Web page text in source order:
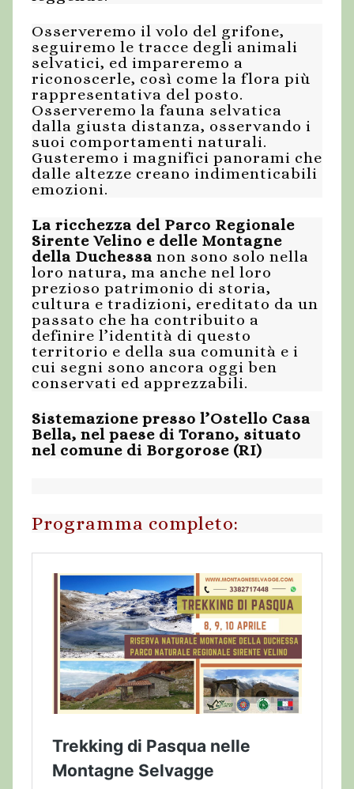
Osserveremo il volo del grifone,
seguiremo le tracce degli animali
selvatici, ed impareremo a
riconoscerle, così come la flora più
rappresentativa del posto.
Osserveremo la fauna selvatica
dalla giusta distanza, osservando i
suoi comportamenti naturali.
Gusteremo i magnifici panorami che
dalle altezze creano indimenticabili
emozioni.
La ricchezza del Parco Regionale
Sirente Velino e delle Montagne
della Duchessa non sono solo nella
loro natura, ma anche nel loro
prezioso patrimonio di storia,
cultura e tradizioni, ereditato da un
passato che ha contribuito a
definire l’identità di questo
territorio e della sua comunità e i
cui segni sono ancora oggi ben
conservati ed apprezzabili.
Sistemazione presso l’Ostello Casa
Bella, nel paese di Torano, situato
nel comune di Borgorose (RI)
Programma completo: